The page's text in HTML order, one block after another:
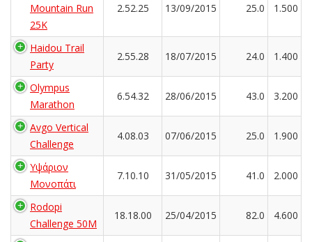
Mountain Run
25K
2.52.25 13/09/2015 25.0 1.500
Haidou Trail
Party
2.55.28 18/07/2015 24.0 1.400
Olympus
Marathon
6.54.32 28/06/2015 43.0 3.200
Avgo Vertical
Challenge
4.08.03 07/06/2015 25.0 1.900
Υψάριον
Μονοπάτι
7.10.10 31/05/2015 41.0 2.000
Rodopi
Challenge 50M
18.18.00 25/04/2015 82.0 4.600